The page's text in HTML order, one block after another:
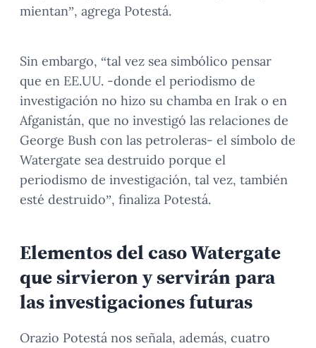
mientan”, agrega Potestá.
Sin embargo, “tal vez sea simbólico pensar
que en EE.UU. -donde el periodismo de
investigación no hizo su chamba en Irak o en
Afganistán, que no investigó las relaciones de
George Bush con las petroleras- el símbolo de
Watergate sea destruido porque el
periodismo de investigación, tal vez, también
esté destruido”, finaliza Potestá.
Elementos del caso Watergate
que sirvieron y servirán para
las investigaciones futuras
Orazio Potestá nos señala, además, cuatro